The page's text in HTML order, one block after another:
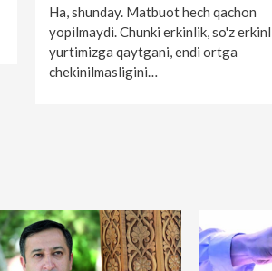
Ha, shunday. Matbuot hech qachon
yopilmaydi. Chunki erkinlik, so'z
yurtimizga qaytgani, endi ortga
chekinilmasligini…